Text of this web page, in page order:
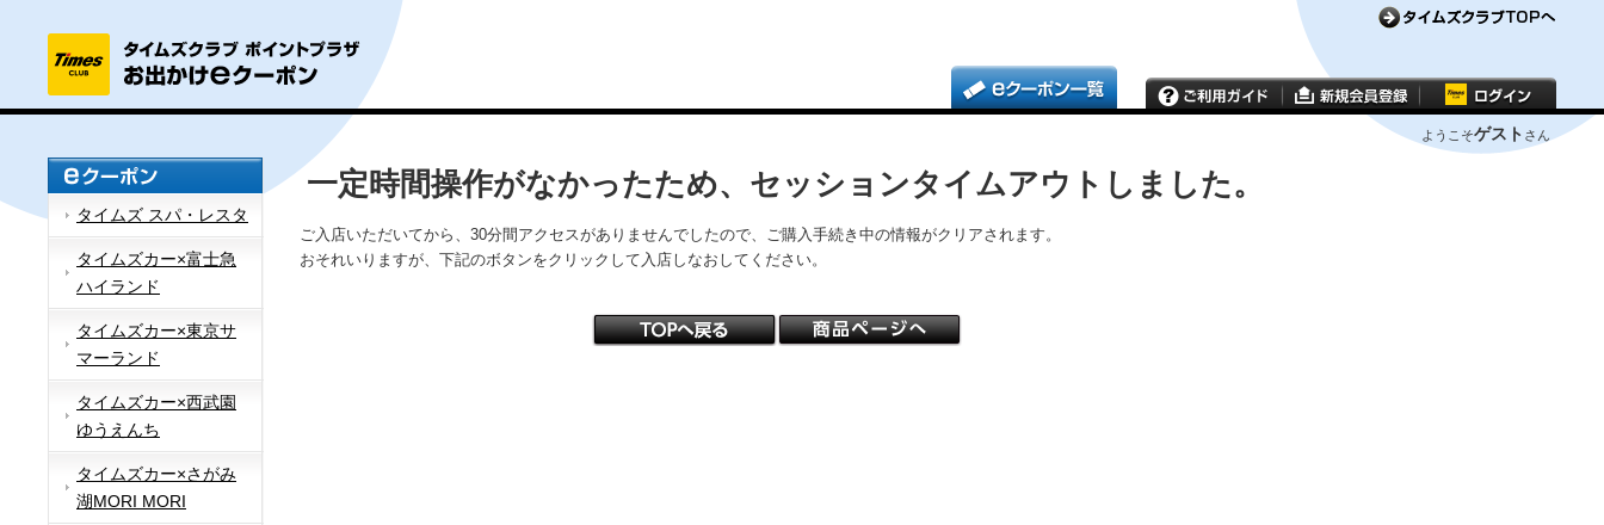
ようこそゲスト さん
タイムズ スパ・レスタ
タイムズカー×富士急
ハイランド
タイムズカー×東京サ
マーランド
タイムズカー×西武園
ゆうえんち
タイムズカー×さがみ
湖MORI MORI
一定時間操作がなかったため、セッションタイムアウトしました。
ご入店いただいてから、30分間アクセスがありませんでしたので、ご購入手続き中の情報がクリアされます。
おそれいりますが、下記のボタンをクリックして入店しなおしてください。